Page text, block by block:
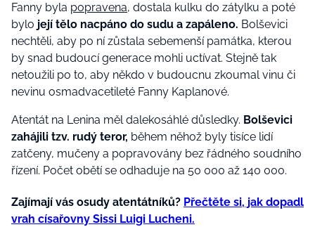
Fanny byla popravena, dostala kulku do zátylku a poté
bylo její tělo nacpáno do sudu a zapáleno. Bolševici
nechtěli, aby po ní zůstala sebemenší památka, kterou
by snad budoucí generace mohli uctívat. Stejně tak
netoužili po to, aby někdo v budoucnu zkoumal vinu či
nevinu osmadvacetileté Fanny Kaplanové.
Atentát na Lenina měl dalekosáhlé důsledky. Bolševici
zahájili tzv. rudý teror, během něhož byly tisíce lidí
zatčeny, mučeny a popravovány bez řádného soudního
řízení. Počet obětí se odhaduje na 50 000 až 140 000.
Zajímají vás osudy atentátníků? Přečtěte si, jak dopadl
vrah císařovny Sissi Luigi Lucheni.